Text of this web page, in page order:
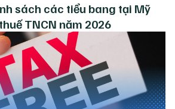
sách các tiểu bang tại Mỹ
TNCN năm 2026